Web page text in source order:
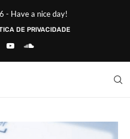
- Have a nice day!
DE PRIVACIDADE